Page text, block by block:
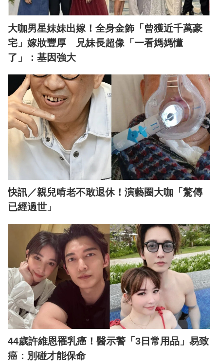
大咖男星妹妹出嫁！全身金飾「曾獲近千萬豪
宅」嫁妝豐厚 兄妹長超像「一看媽媽懂
了」：基因強大
快訊／親兒啃老不敢退休！演藝圈大咖「驚傳
已經過世」
44歲許維恩罹乳癌！醫示警「3日常用品」易致
癌：別碰才能保命